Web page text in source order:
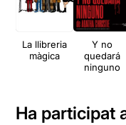
La llibreria
màgica
Y no
quedará
ninguno
Ha participat